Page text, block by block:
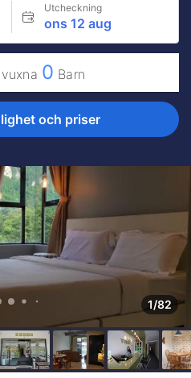
Utcheckning
ons 12 aug
vuxna 0 Barn
och priser
1/82